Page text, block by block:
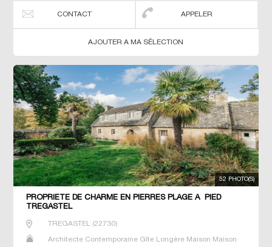
CONTACT APPELER
AJOUTER A MA SÉLECTION
52 PHOTO(S)
PROPRIETE DE CHARME EN PIERRES PLAGE A PIED
TREGASTEL
TREGASTEL(22730)
Architecte Contemporaine Gîte Longère Maison Maison